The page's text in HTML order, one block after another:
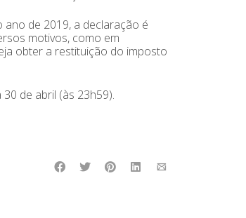
de 2019, a declaração é
motivos, como em
obter a restituição do imposto
de abril (às 23h59).